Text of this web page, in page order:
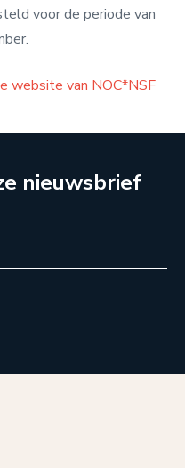
voor de periode van
website van NOC*NSF
nieuwsbrief